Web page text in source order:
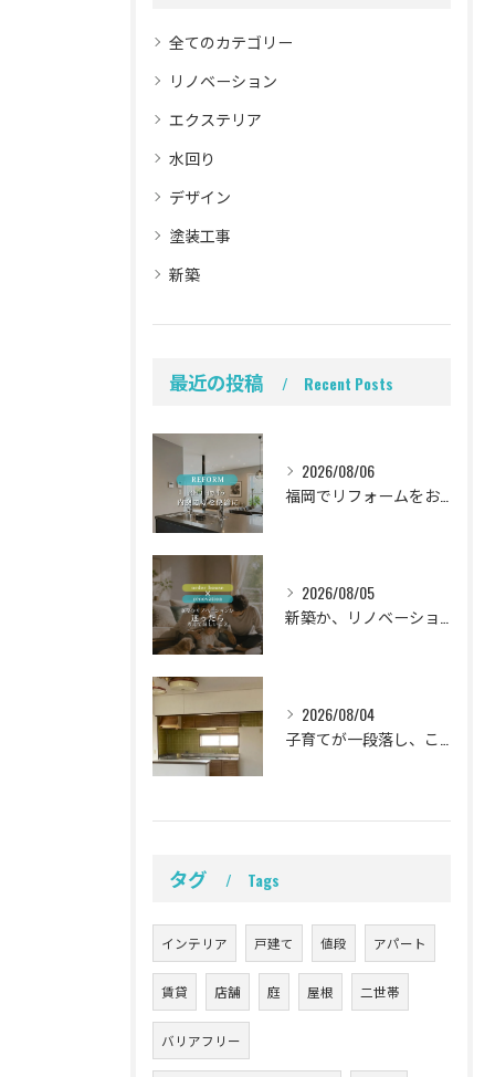
全てのカテゴリー
リノベーション
エクステリア
水回り
デザイン
塗装工事
新築
最近の投稿 Recent Posts
2026/08/06
2026/08/05
2026/08/04
タグ Tags
インテリア 戸建て 値段 アパート
賃貸 店舗 庭 屋根 二世帯
バリアフリー